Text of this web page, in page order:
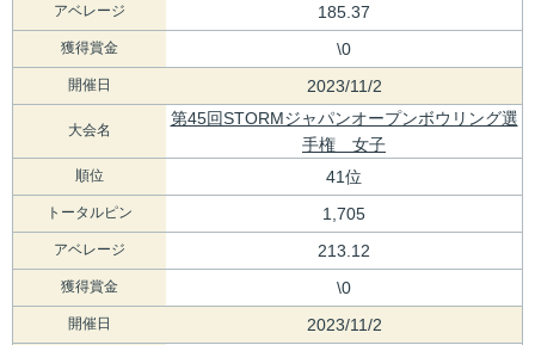
アベレージ 185.37
獲得賞金 \0
開催日 2023/11/2
大会名
第45回STORMジャパンオープンボウリング選
手権 女子
順位 41位
トータルピン 1,705
アベレージ 213.12
獲得賞金 \0
開催日 2023/11/2